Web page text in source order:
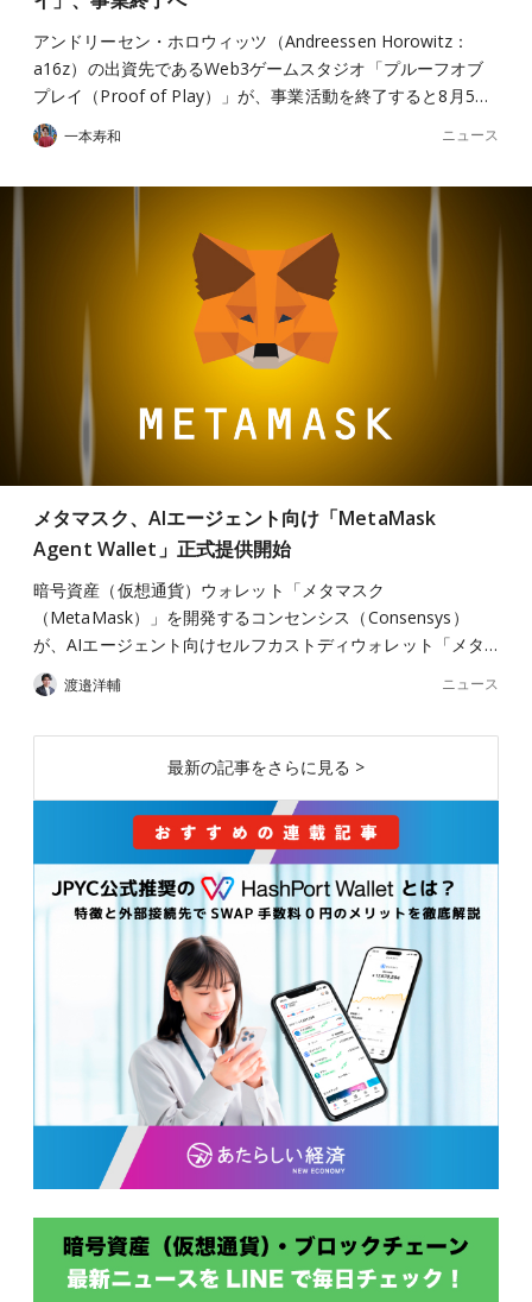
アンドリーセン・ホロウィッツ（Andreessen Horowitz：
a16z）の出資先であるWeb3ゲームスタジオ「プルーフオブ
プレイ（Proof of Play）」が、事業活動を終了すると8月5…
一本寿和 ニュース
メタマスク、AIエージェント向け「MetaMask
Agent Wallet」正式提供開始
暗号資産（仮想通貨）ウォレット「メタマスク
（MetaMask）」を開発するコンセンシス（Consensys）
が、AIエージェント向けセルフカストディウォレット「メタ…
渡邉洋輔 ニュース
最新の記事をさらに見る >